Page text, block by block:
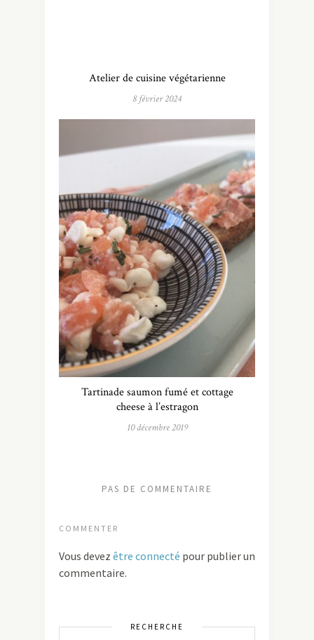
Atelier de cuisine végétarienne
8 février 2024
Tartinade saumon fumé et cottage
cheese à l’estragon
10 décembre 2019
PAS DE COMMENTAIRE
COMMENTER
Vous devez être connecté pour publier un
commentaire.
RECHERCHE